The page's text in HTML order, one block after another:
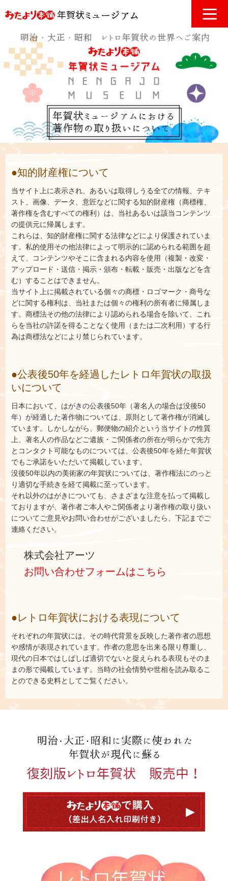
●知的財産権について
当サイト上に表示され、あるいは取得しうる全ての情報、テキ
スト、画像、データ、意匠などに関する知的財産権（商標権、
著作権を含むすべての権利）は、当社あるいは該当コンテンツ
の提供元に帰属します。
これらは、知的財産権に関する法律などにより保護されていま
す。私的使用その他法律によって明示的に認められる範囲を超
えて、コンテンツやそこに含まれる内容を使用（複製・改変・
アップロード・送信・掲示・頒布・転載・販売・出版などを含
む）することはできません。
当サイト上に掲載されている個々の商標・ロゴマーク・商号な
どに関する権利は、当社または個々の権利の所有者に帰属しま
す。商標法その他の法律により認められる場合を除いて、これ
らを当社の許諾を得ることなく使用（または二次利用）する行
為は商標法などにより禁じられています。
●公表後50年を経過したレトロ年賀状の取扱
いについて
日本において、はがきの公表後50年（著名人の場合は没後50
年）が経過した著作物については、原則として著作権が消滅し
ています。しかしながら、郵便物の紹介という当サイトの性質
上、著名人の作品などご遺族・ご関係者の所在が明らかで先方
とコンタクト可能なものについては、公表後50年を経た年賀状
でもご承諾をいただいて掲載しています。
没後50年以内の美術家の年賀状については、著作権法にのっと
り適切な手続きを経て掲載に至っています。
それ以外のはがきについても、さまざまな注意を払って掲載し
ておりますが、著作者ご本人やご関係者より著作権の取り扱い
についてご意見やお問い合わせがございましたら、下記までご
連絡ください。
株式会社アーツ
お問い合わせフォームはこちら
●レトロ年賀状における表現について
それぞれの年賀状には、その時代背景を反映した著作者の思想
や感情が表現されています。作者の意思を出来る限り尊重し、
現代の日本ではしばしば適切でないと捉えられる表現もそのま
まの形で掲載しています。当時の社会情勢や世相を読み取るこ
とのできる史料としてご覧ください。